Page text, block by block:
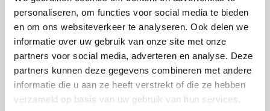
personaliseren, om functies voor social media te bieden
en om ons websiteverkeer te analyseren. Ook delen we
informatie over uw gebruik van onze site met onze
partners voor social media, adverteren en analyse. Deze
partners kunnen deze gegevens combineren met andere
informatie die u aan ze heeft verstrekt of die ze hebben
verzameld op basis van uw gebruik van hun services.
0348 – 43 29 20(algemene nummer)
(ma t/m do: van 10.00 tot 14.30 uur)
info@crohn-colitis.nl
0348 – 420 780 (ervaringsdeskundigenlijn)
(ma t/m do: van 10:00 tot 12:30 uur)
ervaringsdeskundigen@crohn-colitis.nl